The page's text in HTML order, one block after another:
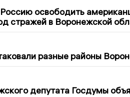
освободить
стражей в Воронежской
разные районы
депутата Госдумы